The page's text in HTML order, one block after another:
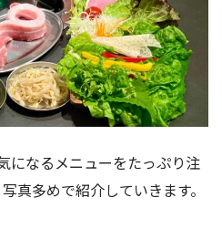
になるメニューをたっぷり注
真多めで紹介していきます。